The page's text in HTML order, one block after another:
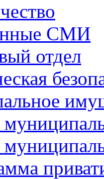
СМИ
отдел